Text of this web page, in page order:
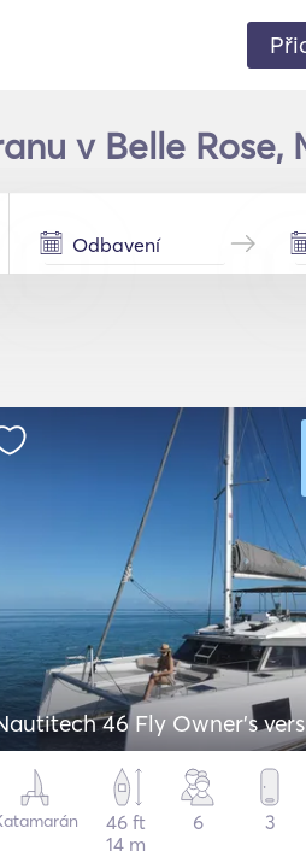
v Belle Rose,
46 Fly Owner's
46 ft
14 m
6 3